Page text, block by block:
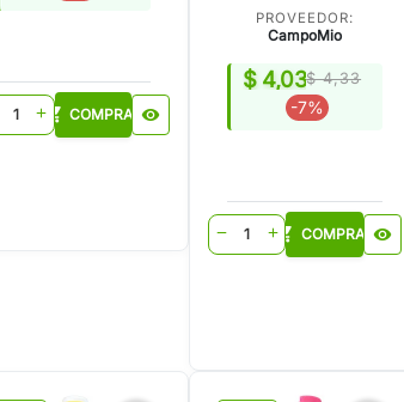
addshopping_cart COMPRARvisibility
PROVEEDOR:
CampoMio
$ 4,03$ 4,33
-7%
remove addshopping_cart COMPRARvisibility